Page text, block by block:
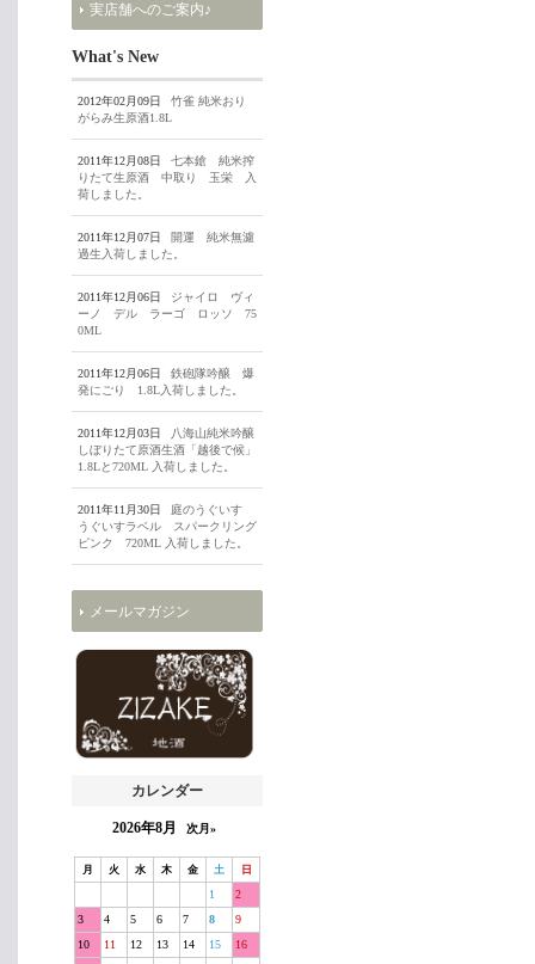
実店舗へのご案内♪
What's New
2012年02月09日
竹雀 純米おり
がらみ生原酒1.8L
2011年12月08日
七本鎗 純米搾
りたて生原酒 中取り 玉栄 入
荷しました。
2011年12月07日
開運 純米無濾
過生入荷しました。
2011年12月06日
ジャイロ ヴィ
ーノ デル ラーゴ ロッソ 75
0ML
2011年12月06日
鉄砲隊吟醸 爆
発にごり 1.8L入荷しました。
2011年12月03日
八海山純米吟醸
しぼりたて原酒生酒「越後で候」
1.8Lと720ML 入荷しました。
2011年11月30日
庭のうぐいす
うぐいすラベル スパークリング
ピンク 720ML 入荷しました。
メールマガジン
カレンダー
2026年8月 次月»
月 火 水 木 金 土 日
1
2
3
4 5 6 7 8
9
10
11 12 13 14 15
16